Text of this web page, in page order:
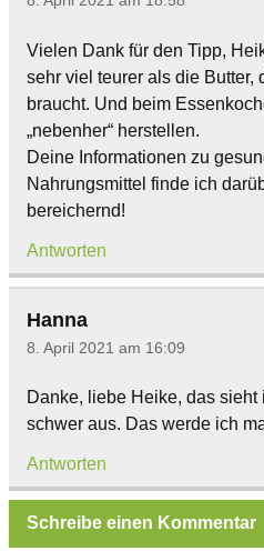
Vielen Dank für den Tipp,
sehr viel teurer als die Butter,
braucht. Und beim
„nebenher“ herstellen.
Deine Informationen zu
Nahrungsmittel finde ich
bereichernd!
Antworten
Hanna
8. April 2021 am 16:09
Danke, liebe Heike, das
schwer aus. Das werde ich
Antworten
Schreibe einen Kommentar